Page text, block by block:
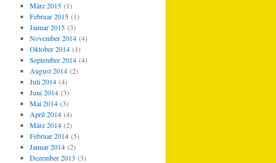
März 2015(1)
Februar 2015(1)
Januar 2015(3)
November 2014(4)
Oktober 2014(1)
September 2014(4)
August 2014(2)
Juli 2014(4)
Juni 2014(3)
Mai 2014(3)
April 2014(4)
März 2014(2)
Februar 2014(5)
Januar 2014(2)
Dezember 2013 (3)